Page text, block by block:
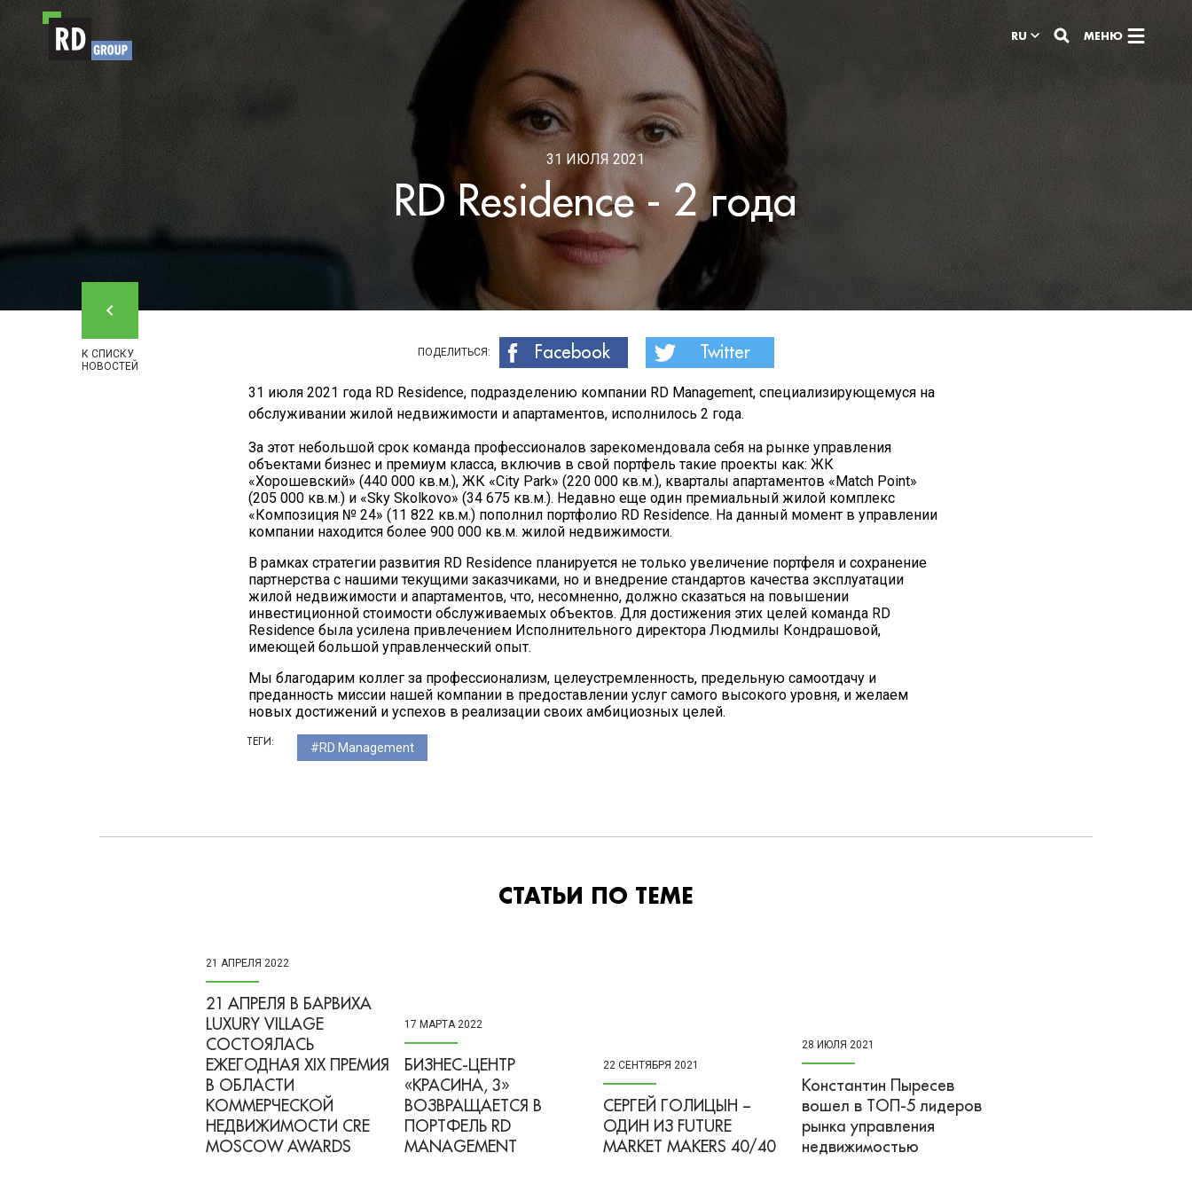
RU МЕНЮ
31 ИЮЛЯ 2021
RD Residence - 2 года
К СПИСКУ
НОВОСТЕЙ
ПОДЕЛИТЬСЯ: Facebook Twitter
31 июля 2021 года RD Residence, подразделению компании RD Management, специализирующемуся на
обслуживании жилой недвижимости и апартаментов, исполнилось 2 года.
За этот небольшой срок команда профессионалов зарекомендовала себя на рынке управления
объектами бизнес и премиум класса, включив в свой портфель такие проекты как: ЖК
«Хорошевский» (440 000 кв.м.), ЖК «City Park» (220 000 кв.м.), кварталы апартаментов «Match Point»
(205 000 кв.м.) и «Sky Skolkovo» (34 675 кв.м.). Недавно еще один премиальный жилой комплекс
«Композиция № 24» (11 822 кв.м.) пополнил портфолио RD Residence. На данный момент в управлении
компании находится более 900 000 кв.м. жилой недвижимости.
В рамках стратегии развития RD Residence планируется не только увеличение портфеля и сохранение
партнерства с нашими текущими заказчиками, но и внедрение стандартов качества эксплуатации
жилой недвижимости и апартаментов, что, несомненно, должно сказаться на повышении
инвестиционной стоимости обслуживаемых объектов. Для достижения этих целей команда RD
Residence была усилена привлечением Исполнительного директора Людмилы Кондрашовой,
имеющей большой управленческий опыт.
Мы благодарим коллег за профессионализм, целеустремленность, предельную самоотдачу и
преданность миссии нашей компании в предоставлении услуг самого высокого уровня, и желаем
новых достижений и успехов в реализации своих амбициозных целей.
ТЕГИ: RD Management
СТАТЬИ ПО ТЕМЕ
21 АПРЕЛЯ 2022
21 АПРЕЛЯ В БАРВИХА
LUXURY VILLAGE
СОСТОЯЛАСЬ
ЕЖЕГОДНАЯ XIX ПРЕМИЯ
В ОБЛАСТИ
КОММЕРЧЕСКОЙ
НЕДВИЖИМОСТИ CRE
MOSCOW AWARDS
17 МАРТА 2022
БИЗНЕС-ЦЕНТР
«КРАСИНА, 3»
ВОЗВРАЩАЕТСЯ В
ПОРТФЕЛЬ RD
MANAGEMENT
22 СЕНТЯБРЯ 2021
СЕРГЕЙ ГОЛИЦЫН –
ОДИН ИЗ FUTURE
MARKET MAKERS 40/40
28 ИЮЛЯ 2021
Константин Пыресев
вошел в ТОП-5 лидеров
рынка управления
недвижимостью